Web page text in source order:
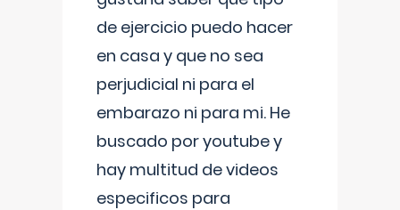
de ejercicio puedo hacer
en casa y que no sea
perjudicial ni para el
embarazo ni para mi. He
buscado por youtube y
hay multitud de videos
especificos para